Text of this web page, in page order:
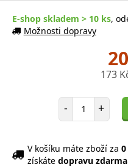
E-shop skladem > 10 ks,
Možnosti dopravy
173
- Počet položek
+
V košíku máte zboží za 0
získáte dopravu zdarma